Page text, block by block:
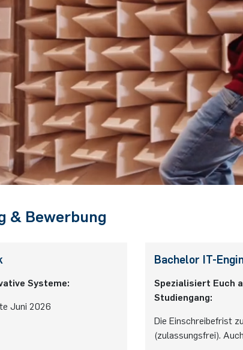
& Bewerbung
Systeme:
Juni 2026
Bachelor IT-
Spezialisiert Euch
Studiengang:
Die Einschreibefrist
(zulassungsfrei).